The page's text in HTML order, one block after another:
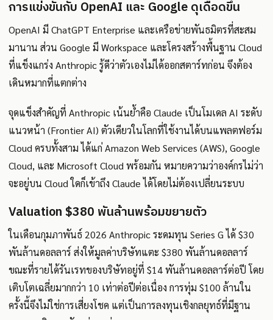
การแข่งขันกับ OpenAI และ Google ดุเดือดขึ้น
OpenAI มี ChatGPT Enterprise และเครือข่ายพันธมิตรที่สะสม
มานาน ส่วน Google มี Workspace และโครงสร้างพื้นฐาน Cloud
ที่แข็งแกร่ง Anthropic รู้ดีว่าตัวเองไม่ได้ออกสตาร์ทก่อน จึงต้อง
เดินหมากที่แตกต่าง
จุดแข็งสำคัญที่ Anthropic เน้นย้ำคือ Claude เป็นโมเดล AI ระดับ
แนวหน้า (Frontier AI) ตัวเดียวในโลกที่ใช้งานได้บนแพลตฟอร์ม
Cloud ครบทั้งสาม ได้แก่ Amazon Web Services (AWS), Google
Cloud, และ Microsoft Cloud พร้อมกัน หมายความว่าองค์กรไม่ว่า
จะอยู่บน Cloud ใดก็เข้าถึง Claude ได้โดยไม่ต้องเปลี่ยนระบบ
Valuation $380 พันล้านพร้อมขยายตัว
ในเดือนกุมภาพันธ์ 2026 Anthropic ระดมทุน Series G ได้ $30
พันล้านดอลลาร์ ส่งให้มูลค่าบริษัทแตะ $380 พันล้านดอลลาร์
ขณะที่รายได้รันเรทของบริษัทอยู่ที่ $14 พันล้านดอลลาร์ต่อปี โดย
เติบโตเฉลี่ยมากกว่า 10 เท่าต่อปีต่อเนื่อง การทุ่ม $100 ล้านใน
ครั้งนี้จึงไม่ใช่การเสี่ยงโชค แต่เป็นการลงทุนเชิงกลยุทธ์ที่มีฐาน